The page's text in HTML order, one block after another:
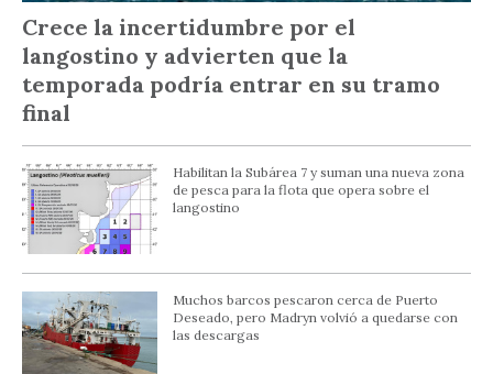
Crece la incertidumbre por el
langostino y advierten que la
temporada podría entrar en su tramo
final
Habilitan la Subárea 7 y suman una nueva zona
de pesca para la flota que opera sobre el
langostino
Muchos barcos pescaron cerca de Puerto
Deseado, pero Madryn volvió a quedarse con
las descargas